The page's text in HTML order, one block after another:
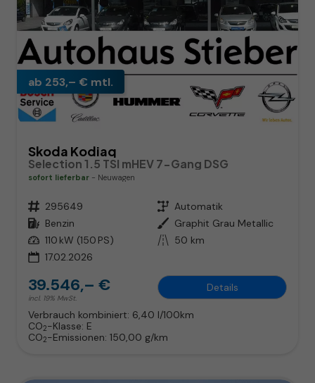
ab 253,– € mtl.
Skoda Kodiaq
Selection 1.5 TSI mHEV 7-Gang DSG
sofort lieferbar Neuwagen
Fahrzeugnr. 295649 Getriebe Automatik
Kraftstoff Benzin Außenfarbe Graphit Grau Metallic
Leistung 110 kW (150 PS) Kilometerstand 50 km
17.02.2026
39.546,– €
incl. 19% MwSt.
Details
Verbrauch kombiniert: 6,40 l/100km
CO2-Klasse: E
CO2-Emissionen: 150,00 g/km